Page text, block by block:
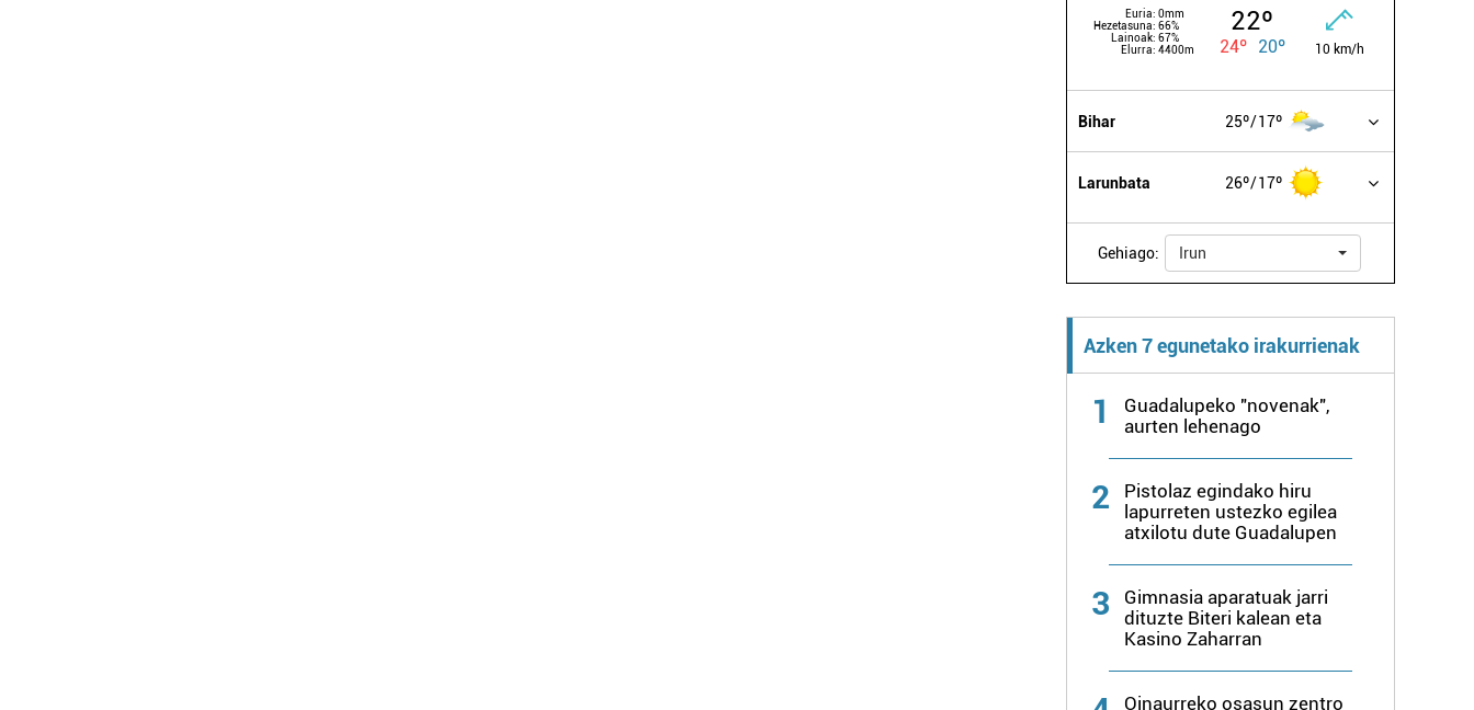
Euria: 0mm
Hezetasuna: 66%
Lainoak: 67%
Elurra: 4400m
22º
24º 20º 10 km/h
Bihar 25º 17º
Larunbata 26º 17º
Gehiago: Irun
Azken 7 egunetako irakurrienak
1
Guadalupeko "novenak",
aurten lehenago
2
Pistolaz egindako hiru
lapurreten ustezko egilea
atxilotu dute Guadalupen
3
Gimnasia aparatuak jarri
dituzte Biteri kalean eta
Kasino Zaharran
Oinaurreko osasun zentro